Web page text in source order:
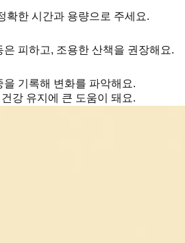
확한 시간과 용량으로 주세요.
은 피하고, 조용한 산책을 권장해요.
을 기록해 변화를 파악해요.
강 유지에 큰 도움이 돼요.